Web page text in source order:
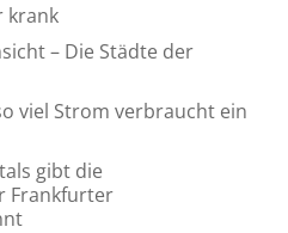
krank
– Die Städte der
viel Strom verbraucht ein
gibt die
Frankfurter